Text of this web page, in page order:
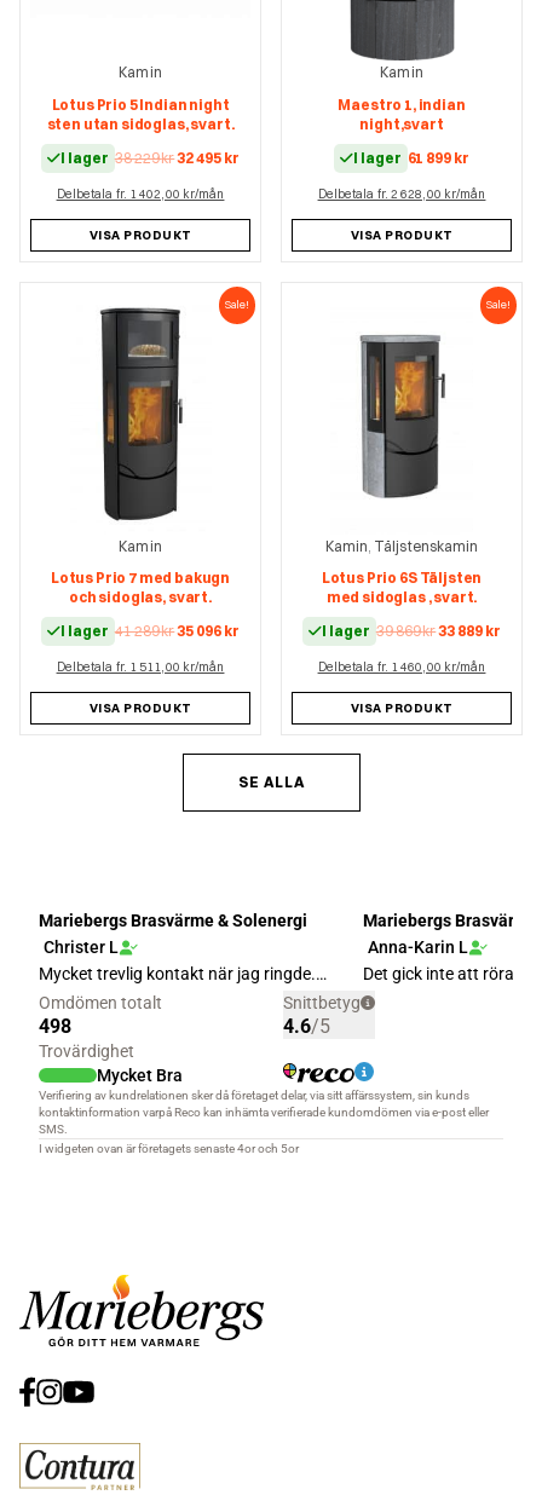
Kamin
Lotus Prio 5 Indian night
sten utan sidoglas, svart.
I lager 38 229krDet
priset
38
229 kr.
32 495 krDet
495 kr.
Delbetala fr. 1 402,00 kr/mån
VISA PRODUKT
Kamin
Maestro 1, indian
night,svart
I lager 61 899 kr
Delbetala fr. 2 628,00 kr/mån
VISA PRODUKT
Sale!
Kamin
Lotus Prio 7 med bakugn
och sidoglas, svart.
I lager 41 289krDet
priset
var:
41
289 kr.
35 096 krDet
nuvarande
är:
096 kr.
Delbetala fr. 1 511,00 kr/mån
VISA PRODUKT
Sale!
Kamin Täljstenskamin
Lotus Prio 6S Täljsten
med sidoglas , svart.
I lager 39 869krDet
priset
var:
39
869 kr.
33 889 krDet
är:
889
Delbetala fr. 1 460,00 kr/mån
VISA PRODUKT
SE ALLA